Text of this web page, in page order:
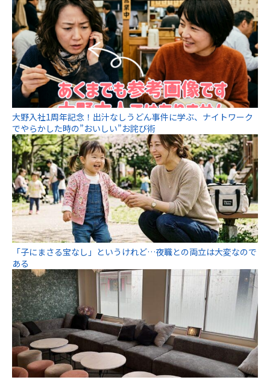
大野入社1周年記念！出汁なしうどん事件に学ぶ、ナイトワーク
でやらかした時の”おいしい”お詫び術
「子にまさる宝なし」というけれど…夜職との両立は大変なので
ある